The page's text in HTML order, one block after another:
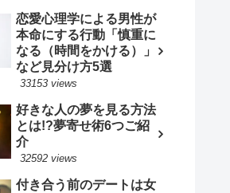
恋愛心理学による男性が
本命にする行動「慎重に
なる（時間をかける）」
など見分け方5選
33153 views
好きな人の夢を見る方法
とは!?夢寄せ術6つご紹
介
32592 views
付き合う前のデートは女